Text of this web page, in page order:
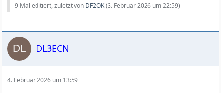
9 Mal editiert, zuletzt von DF2OK(3. Februar 2026 um 22:59)
DL3ECN
4. Februar 2026 um 13:59